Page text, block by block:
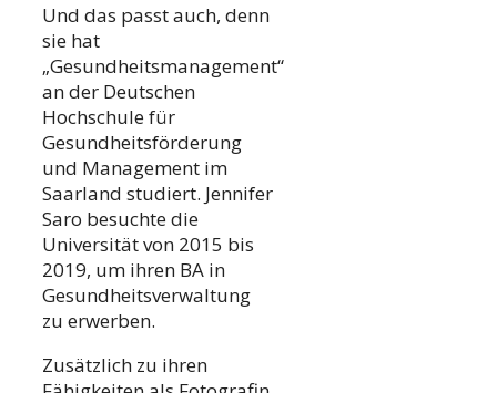
Und das passt auch, denn
sie hat
„Gesundheitsmanagement“
an der Deutschen
Hochschule für
Gesundheitsförderung
und Management im
Saarland studiert. Jennifer
Saro besuchte die
Universität von 2015 bis
2019, um ihren BA in
Gesundheitsverwaltung
zu erwerben.
Zusätzlich zu ihren